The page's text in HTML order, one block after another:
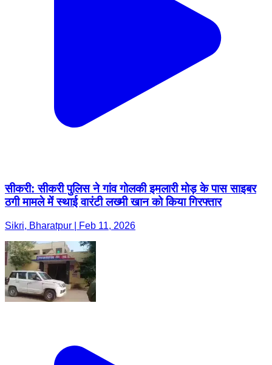
सीकरी: सीकरी पुलिस ने गांव गोलकी इमलारी मोड़ के पास साइबर
ठगी मामले में स्थाई वारंटी लख्मी खान को किया गिरफ्तार
Sikri, Bharatpur | Feb 11, 2026